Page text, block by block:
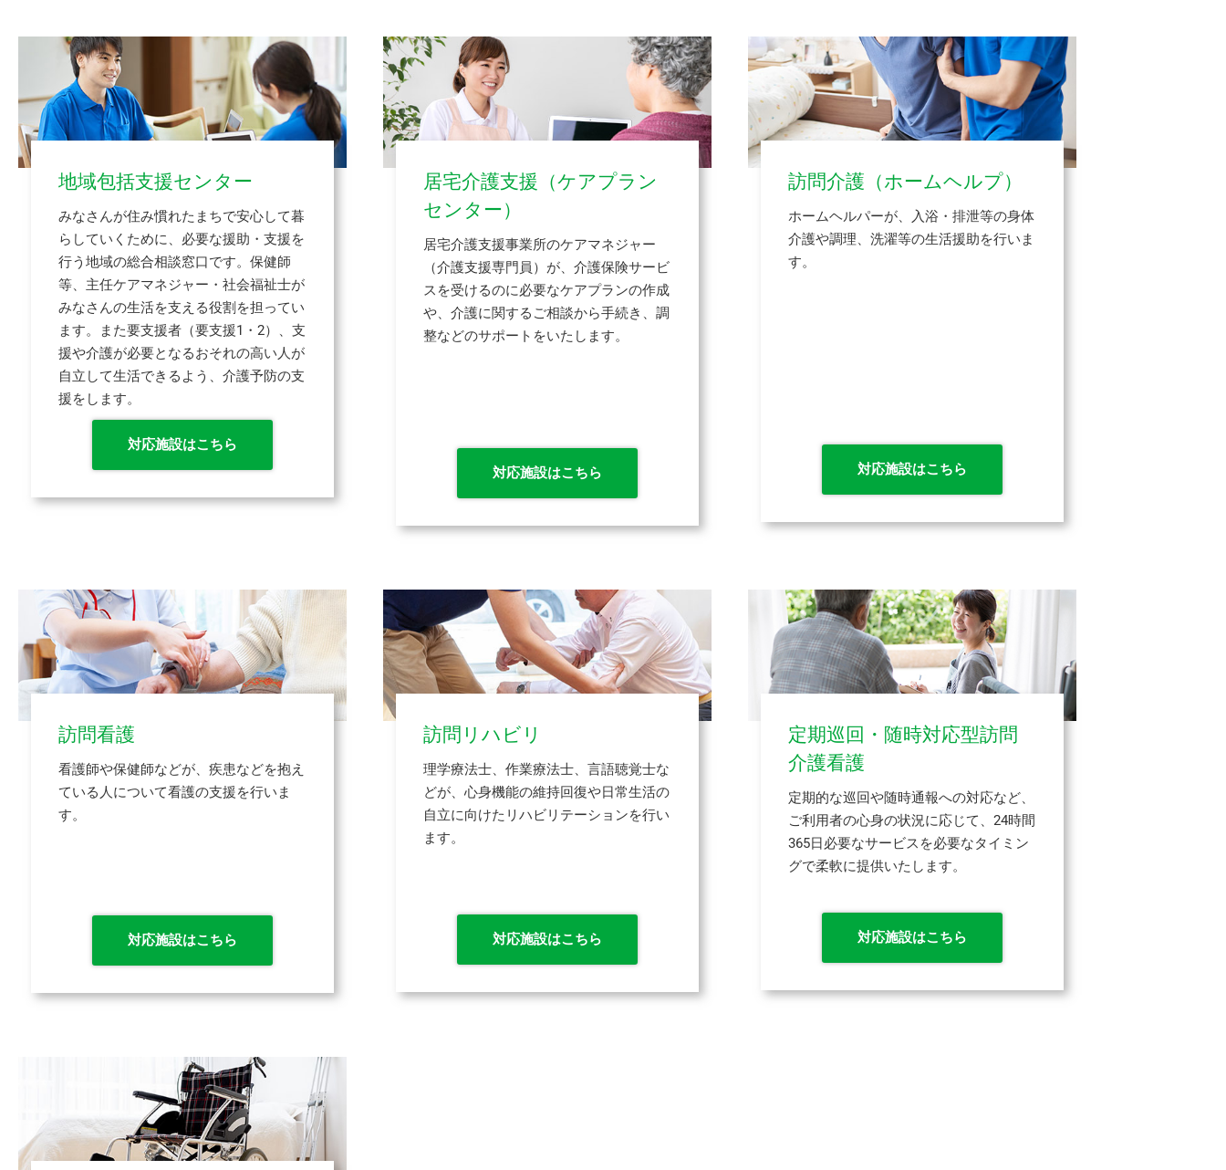
地域包括支援センター
みなさんが住み慣れたまちで安心して暮
らしていくために、必要な援助・支援を
行う地域の総合相談窓口です。保健師
等、主任ケアマネジャー・社会福祉士が
みなさんの生活を支える役割を担ってい
ます。また要支援者（要支援1・2）、支
援や介護が必要となるおそれの高い人が
自立して生活できるよう、介護予防の支
援をします。
対応施設はこちら
居宅介護支援（ケアプラン
センター）
居宅介護支援事業所のケアマネジャー
（介護支援専門員）が、介護保険サービ
スを受けるのに必要なケアプランの作成
や、介護に関するご相談から手続き、調
整などのサポートをいたします。
対応施設はこちら
訪問介護（ホームヘルプ）
ホームヘルパーが、入浴・排泄等の身体
介護や調理、洗濯等の生活援助を行いま
す。
対応施設はこちら
訪問看護
看護師や保健師などが、疾患などを抱え
ている人について看護の支援を行いま
す。
対応施設はこちら
訪問リハビリ
理学療法士、作業療法士、言語聴覚士な
どが、心身機能の維持回復や日常生活の
自立に向けたリハビリテーションを行い
ます。
対応施設はこちら
定期巡回・随時対応型訪問
介護看護
定期的な巡回や随時通報への対応など、
ご利用者の心身の状況に応じて、24時間
365日必要なサービスを必要なタイミン
グで柔軟に提供いたします。
対応施設はこちら